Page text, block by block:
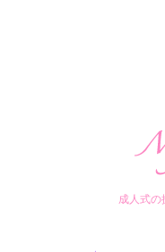
成人式の